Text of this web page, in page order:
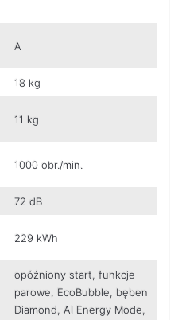
A
18 kg
11 kg
1000 obr./min.
72 dB
229 kWh
opóźniony start, funkcje
parowe, EcoBubble, bęben
Diamond, AI Energy Mode,